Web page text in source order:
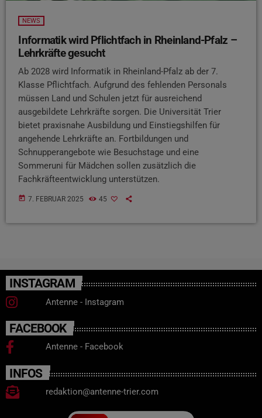
NEWS
Informatik wird Pflichtfach in Rheinland-Pfalz –
Lehrkräfte gesucht
Ab 2028 wird Informatik in Rheinland-Pfalz ab der 7.
Klasse Pflichtfach. Aufgrund des fehlenden Personals
müssen Land und Schulen jetzt für ausreichend
ausgebildete Lehrkräfte sorgen. Die Universität Trier
bietet praxisnahe Ausbildung und Einstiegshilfen für
angehende Lehrkräfte an. Fortbildungen und
Schnupperangebote wie Besuchstage und eine
Sommeruni für Mädchen sollen zusätzlich die
Fachkräfteentwicklung unterstützen.
today 7. FEBRUAR 2025 45
INSTAGRAM
Antenne - Instagram
FACEBOOK
Antenne - Facebook
INFOS
redaktion@antenne-trier.com